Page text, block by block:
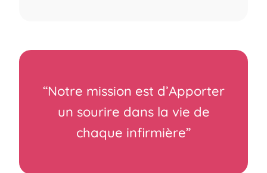
“Notre mission est d’Apporter
un sourire dans la vie de
chaque infirmière”